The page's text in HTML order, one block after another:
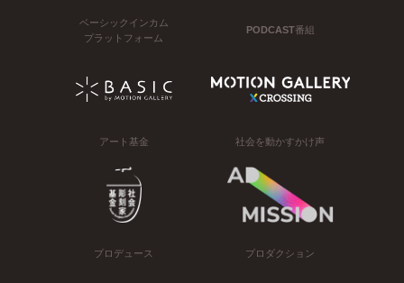
ベーシックインカム
プラットフォーム
PODCAST番組
アート基金 社会を動かすかけ声
プロデュース プロダクション